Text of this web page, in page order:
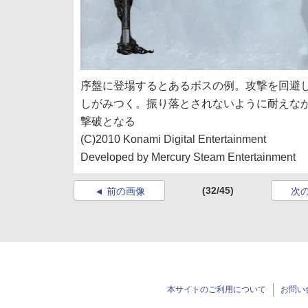
序盤に登場するとあるボスの例。攻撃を回
しがみつく。振り落とされないように耐え
撃破となる
(C)2010 Konami Digital Entertainment
Developed by Mercury Steam Entertainment
前の画像 (32/45) 次
本サイトのご利用について お問い